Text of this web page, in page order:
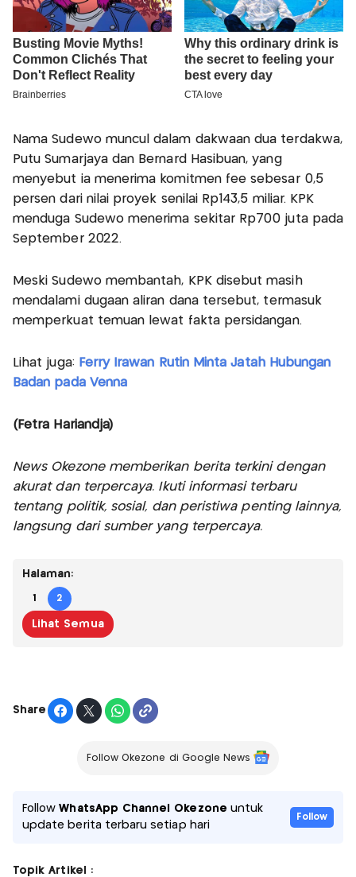
Nama Sudewo muncul dalam dakwaan dua terdakwa,
Putu Sumarjaya dan Bernard Hasibuan, yang
menyebut ia menerima komitmen fee sebesar 0,5
persen dari nilai proyek senilai Rp143,5 miliar. KPK
menduga Sudewo menerima sekitar Rp700 juta pada
September 2022.
Meski Sudewo membantah, KPK disebut masih
mendalami dugaan aliran dana tersebut, termasuk
memperkuat temuan lewat fakta persidangan.
Lihat juga: Ferry Irawan Rutin Minta Jatah Hubungan
Badan pada Venna
(Fetra Hariandja)
News Okezone memberikan berita terkini dengan
akurat dan terpercaya. Ikuti informasi terbaru
tentang politik, sosial, dan peristiwa penting lainnya,
langsung dari sumber yang terpercaya.
Halaman:
1 2
Lihat Semua
Share
Follow Okezone di Google News
FollowWhatsApp Channel Okezone untuk
update berita terbaru setiap hari
Follow
Topik Artikel :